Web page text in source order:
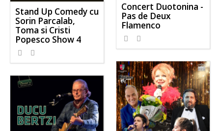
Stand Up Comedy cu
Sorin Parcalab,
Toma si Cristi
Popesco Show 4
Concert Duotonina -
Pas de Deux
Flamenco